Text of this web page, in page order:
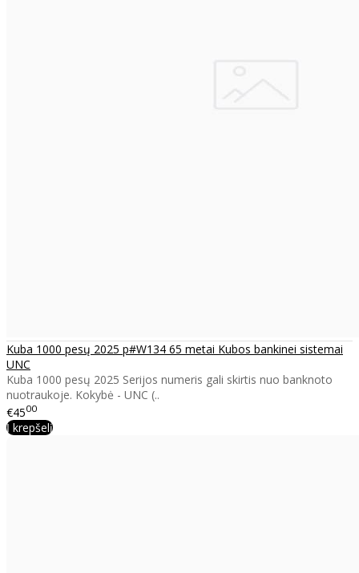
Kuba 1000 pesų 2025 p#W134 65 metai Kubos bankinei sistemai
UNC
Kuba 1000 pesų 2025 Serijos numeris gali skirtis nuo banknoto
nuotraukoje. Kokybė - UNC (..
€4500
Į krepšelį